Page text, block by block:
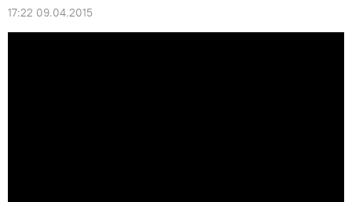
17:22 09.04.2015